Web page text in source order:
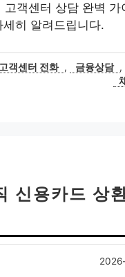
고객센터 상담 완벽
히 알려드립니다.
고객센터 전화 , 금융상담 ,
신용카드 상